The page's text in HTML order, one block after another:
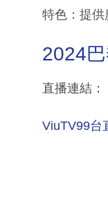
特色：提供
2024
直播連結：
ViuTV99台